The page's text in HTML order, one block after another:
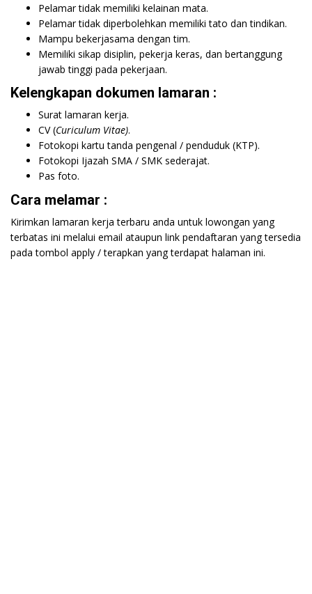
Pelamar tidak memiliki kelainan mata.
Pelamar tidak diperbolehkan memiliki tato dan tindikan.
Mampu bekerjasama dengan tim.
Memiliki sikap disiplin, pekerja keras, dan bertanggung
jawab tinggi pada pekerjaan.
Kelengkapan dokumen lamaran :
Surat lamaran kerja.
CV (Curiculum Vitae).
Fotokopi kartu tanda pengenal / penduduk (KTP).
Fotokopi Ijazah SMA / SMK sederajat.
Pas foto.
Cara melamar :
Kirimkan lamaran kerja terbaru anda untuk lowongan yang
terbatas ini melalui email ataupun link pendaftaran yang tersedia
pada tombol apply / terapkan yang terdapat halaman ini.